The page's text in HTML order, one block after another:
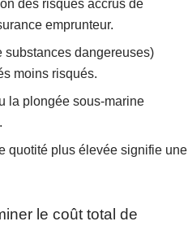
des risques accrus de
emprunteur.
substances dangereuses)
moins risqués.
la plongée sous-marine
quotité plus élevée signifie une
le coût total de